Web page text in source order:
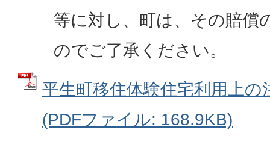
等に対し、町は、その賠償
のでご了承ください。
平生町移住体験住宅利用上の
(PDFファイル: 168.9KB)